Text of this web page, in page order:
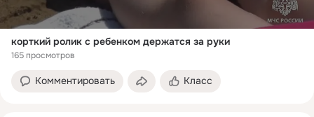
корткий ролик с ребенком держатся за руки
165 просмотров
Комментировать Класс